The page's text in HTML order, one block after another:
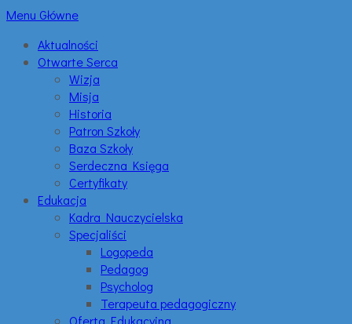
Menu Główne
Aktualności
Otwarte Serca
Wizja
Misja
Historia
Patron Szkoły
Baza Szkoły
Serdeczna Księga
Certyfikaty
Edukacja
Kadra Nauczycielska
Specjaliści
Logopeda
Pedagog
Psycholog
Terapeuta pedagogiczny
Oferta Edukacyjna